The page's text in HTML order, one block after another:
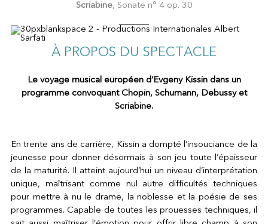
Scriabine, Sonate n° 4 op. 30
À PROPOS DU SPECTACLE
Le voyage musical européen d’Evgeny Kissin dans un
programme convoquant Chopin, Schumann, Debussy et
Scriabine.
En trente ans de carrière, Kissin a dompté l’insouciance de la
jeunesse pour donner désormais à son jeu toute l’épaisseur
de la maturité. Il atteint aujourd’hui un niveau d’interprétation
unique, maîtrisant comme nul autre difficultés techniques
pour mettre à nu le drame, la noblesse et la poésie de ses
programmes. Capable de toutes les prouesses techniques, il